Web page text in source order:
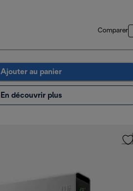
Comparer
Ajouter au panier
En découvrir plus